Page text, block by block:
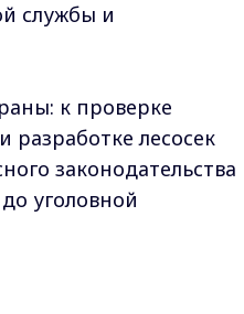
службы и
к проверке
разработке лесосек
законодательства
уголовной